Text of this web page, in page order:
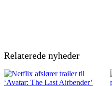
Relaterede nyheder